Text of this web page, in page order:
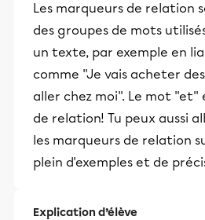
Les marqueurs de relation
des groupes de mots
un texte, par exemple en
comme ''Je vais acheter
aller chez moi''. Le mot
de relation! Tu peux aussi
les marqueurs de relation
plein d'exemples et de
Explication d’élève